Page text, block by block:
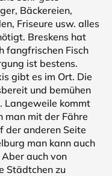
Bäckereien,
Friseure usw. alles
Breskens hat
fangfrischen Fisch
ist bestens.
gibt es im Ort. Die
und bemühen
Langeweile kommt
man mit der Fähre
der anderen Seite
man kann auch
auch von
Städtchen zu